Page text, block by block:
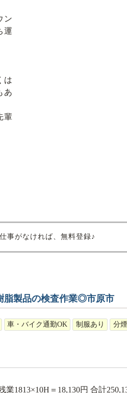
ン
運
は
あ
輩
事がなければ、無料登録♪
製品の検査作業◎市原市
車・バイク通勤OK 制服あり 分
業1813×10H＝18,130円 合計